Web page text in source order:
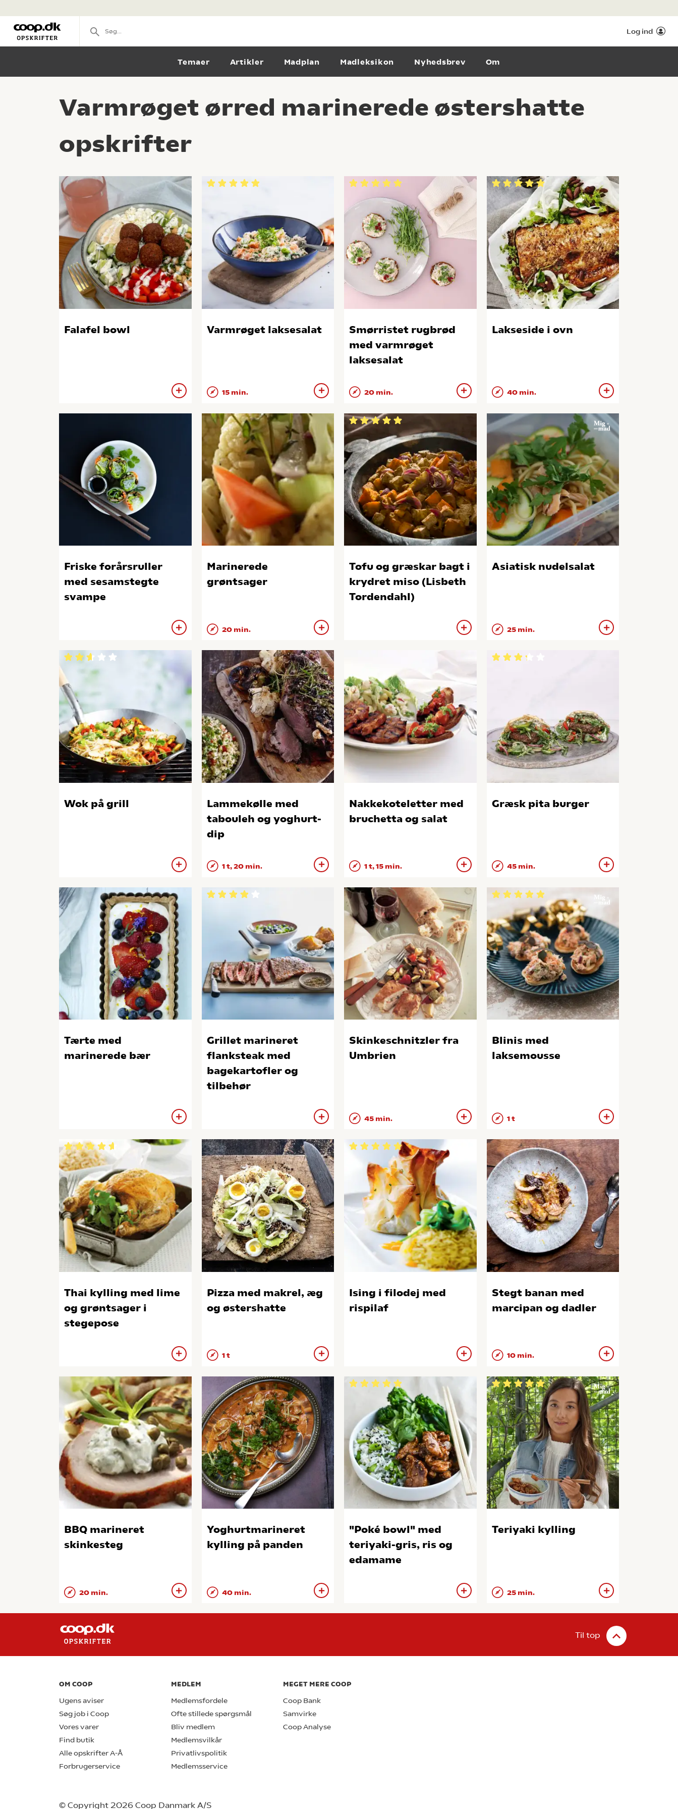
Log ind
Temaer Artikler Madplan Madleksikon Nyhedsbrev Om
Varmrøget ørred marinerede østershatte
opskrifter
Falafel bowl Varmrøget laksesalat
15 min.
Smørristet rugbrød
med varmrøget
laksesalat
20 min.
Lakseside i ovn
40 min.
Friske forårsruller
med sesamstegte
svampe
Marinerede
grøntsager
20 min.
Tofu og græskar bagt i
krydret miso (Lisbeth
Tordendahl)
Asiatisk nudelsalat
25 min.
Wok på grill
Lammekølle med
tabouleh og yoghurt-
dip
1 t, 20 min.
Nakkekoteletter med
bruchetta og salat
1 t, 15 min.
Græsk pita burger
45 min.
Tærte med
marinerede bær
Grillet marineret
flanksteak med
bagekartofler og
tilbehør
Skinkeschnitzler fra
Umbrien
45 min.
Blinis med
laksemousse
1 t
Thai kylling med lime
og grøntsager i
stegepose
Pizza med makrel, æg
og østershatte
1 t
Ising i filodej med
rispilaf
Stegt banan med
marcipan og dadler
10 min.
BBQ marineret
skinkesteg
20 min.
Yoghurtmarineret
kylling på panden
40 min.
"Poké bowl" med
teriyaki-gris, ris og
edamame
Teriyaki kylling
25 min.
Til top
OM COOP
Ugens aviser
Søg job i Coop
Vores varer
Find butik
Alle opskrifter A-Å
Forbrugerservice
MEDLEM
Medlemsfordele
Ofte stillede spørgsmål
Bliv medlem
Medlemsvilkår
Privatlivspolitik
Medlemsservice
MEGET MERE COOP
Coop Bank
Samvirke
Coop Analyse
© Copyright 2026 Coop Danmark A/S